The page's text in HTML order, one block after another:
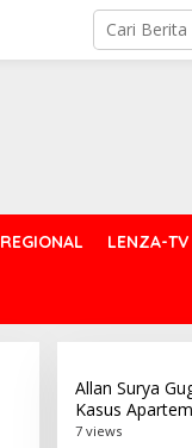
REGIONAL LENZA-TV
Allan Surya
Kasus
7 views